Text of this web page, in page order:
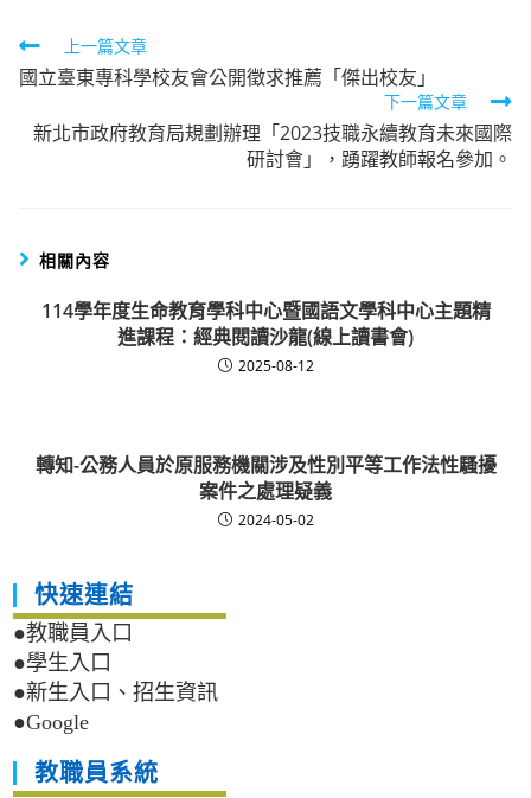
Read
more
articles
上一篇文章
國立臺東專科學校友會公開徵求推薦「傑出校友」
下一篇文章
新北市政府教育局規劃辦理「2023技職永續教育未來國際
研討會」，踴躍教師報名參加。
相關內容
114學年度生命教育學科中心暨國語文學科中心主題精
進課程：經典閱讀沙龍(線上讀書會)
2025-08-12
轉知-公務人員於原服務機關涉及性別平等工作法性騷擾
案件之處理疑義
2024-05-02
快速連結
●教職員入口
●學生入口
●新生入口、招生資訊
●Google
教職員系統